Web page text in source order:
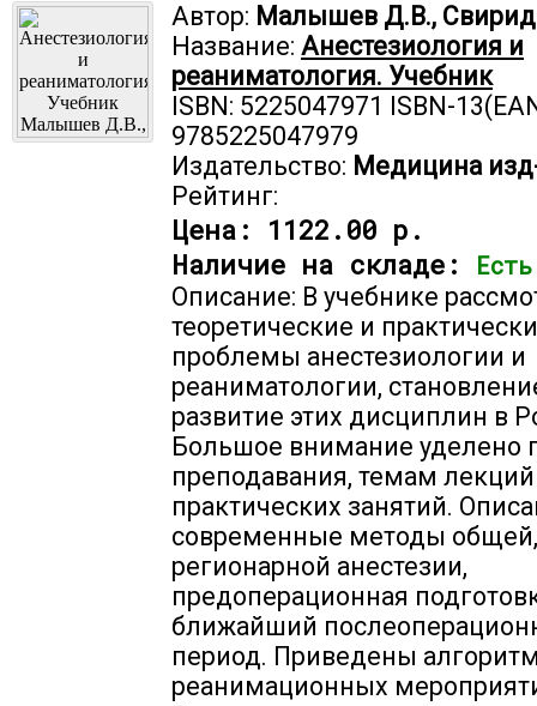
Автор: Малышев Д.В.,
Название: Анестезиология и
реаниматология. Учебник
ISBN: 5225047971 ISBN-
9785225047979
Издательство: Медицина
Рейтинг:
Цена: 1122.00 р.
Наличие на складе:
Есть
Описание: В учебнике
теоретические и
проблемы анестезиологии и
реаниматологии,
развитие этих дисциплин в
Большое внимание уделено
преподавания, темам
практических занятий.
современные методы
регионарной анестезии,
предоперационная
ближайший
период. Приведены
реанимационных